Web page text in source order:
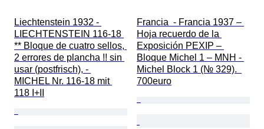
Liechtenstein 1932 -
LIECHTENSTEIN 116-18
** Bloque de cuatro sellos,
2 errores de plancha !! sin
usar (postfrisch), -
MICHEL Nr. 116-18 mit
118 I+II
Francia  - Francia 1937 –
Hoja recuerdo de la
Exposición PEXIP –
Bloque Michel 1 – MNH -
Michel Block 1 (№ 329).
700euro